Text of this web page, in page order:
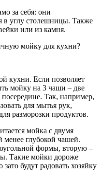
за себя: они
в углу столешницы. Также
или из камня.
кухни. Если позволяет
мойку на 3 чаши – две
Так, например,
для мытья рук,
разморозки продуктов.
мойка с двумя
глубокой чашей.
формы, вторую –
Такие мойки дороже
будут радовать хозяйку